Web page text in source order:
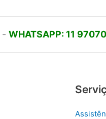
- WHATSAPP: 11